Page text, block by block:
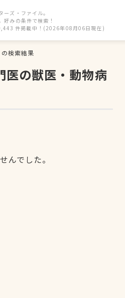
ズ・ファイル。
好みの条件で検索！
件掲載中！(2026年08月06日現在)
の検索結果
医の獣医・動物病
んでした。